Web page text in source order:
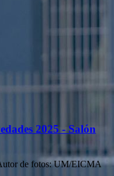
2025 - Salón
de fotos: UM/EICMA